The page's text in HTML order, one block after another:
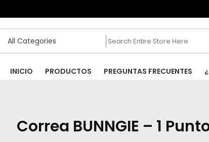
INICIO PRODUCTOS PREGUNTAS FRECUENTES
Correa BUNNGIE – 1